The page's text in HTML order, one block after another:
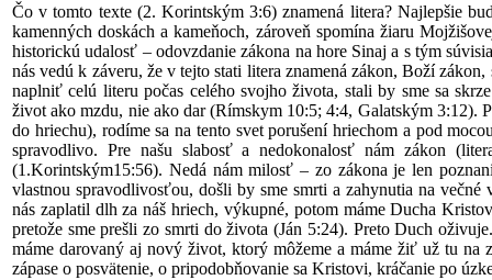
Čo v tomto texte (2. Korintským 3:6) znamená litera? Najlepšie
kamenných doskách a kameňoch, zároveň spomína žiaru
historickú udalosť – odovzdanie zákona na hore Sinaj a s tým
nás vedú k záveru, že v tejto stati litera znamená zákon, Boží
naplniť celú literu počas celého svojho života, stali by sme sa
život ako mzdu, nie ako dar (Rímskym 10:5; 4:4, Galatským 3:12).
do hriechu), rodíme sa na tento svet porušení hriechom a pod
spravodlivo. Pre našu slabosť a nedokonalosť nám zákon
(1.Korintským15:56). Nedá nám milosť – zo zákona je len
vlastnou spravodlivosťou, došli by sme smrti a zahynutia na
nás zaplatil dlh za náš hriech, výkupné, potom máme Ducha
pretože sme prešli zo smrti do života (Ján 5:24). Preto Duch
máme darovaný aj nový život, ktorý môžeme a máme žiť už tu
zápase o posvätenie, o pripodobňovanie sa Kristovi, kráčanie po